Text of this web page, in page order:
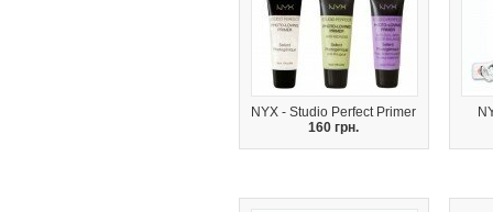
NYX - Studio Perfect Primer
160 грн.